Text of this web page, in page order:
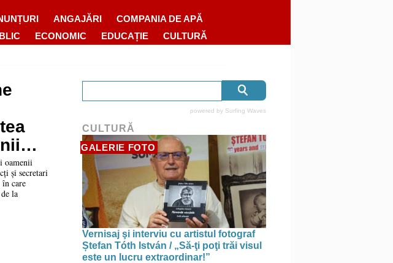
ANGAJĂRI
COMPANIA DE APĂ
ECONOMIC EDUCAȚIE CULTURĂ
oamenii
și secretari
în care
la
powered by Surfing Waves
CULTURĂ
GALERIE FOTO
Vernisaj şi interviu cu artistul fotograf
Ștefan Tóth István / „Să-ţi poţi trăi visul
este un lucru extraordinar!”